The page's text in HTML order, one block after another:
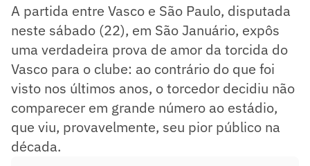
A partida entre Vasco e São Paulo, disputada
neste sábado (22), em São Januário, expôs
uma verdadeira prova de amor da torcida do
Vasco para o clube: ao contrário do que foi
visto nos últimos anos, o torcedor decidiu não
comparecer em grande número ao estádio,
que viu, provavelmente, seu pior público na
década.